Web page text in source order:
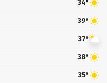
34°
39°
37°
38°
35°